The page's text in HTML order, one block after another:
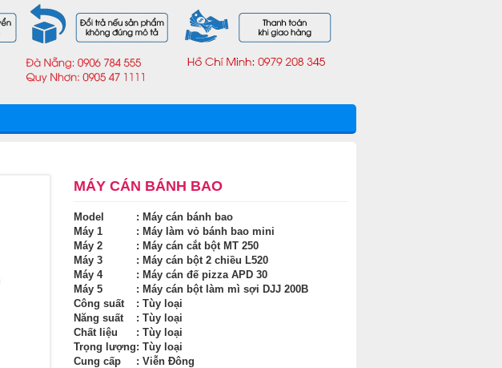
MÁY CÁN BÁNH BAO
Model
: Máy cán bánh bao
Máy 1
: Máy làm vỏ bánh bao mini
Máy 2
: Máy cán cắt bột MT 250
Máy 3
: Máy cán bột 2 chiều L520
Máy 4
: Máy cán đế pizza APD 30
Máy 5
: Máy cán bột làm mì sợi DJJ 200B
Công suất
: Tùy loại
Năng suất
: Tùy loại
Chất liệu
: Tùy loại
Trọng lượng: Tùy loại
Cung cấp
: Viễn Đông